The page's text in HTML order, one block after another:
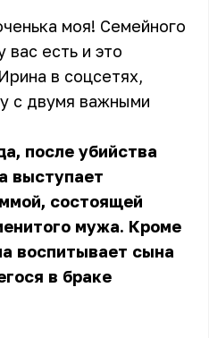
моя! Семейного
вас есть и это
в соцсетях,
с двумя важными
после убийства
выступает
состоящей
мужа. Кроме
воспитывает сына
в браке